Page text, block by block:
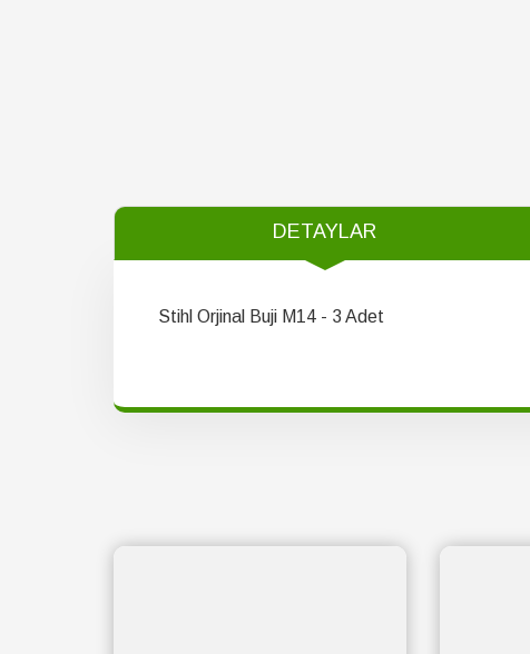
DETAYLAR
Stihl Orjinal Buji M14 - 3 Adet